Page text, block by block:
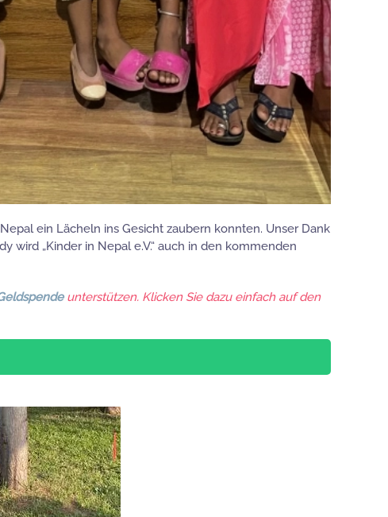
ein Lächeln ins Gesicht zaubern konnten. Unser Dank
wird „Kinder in Nepal e.V.“ auch in den kommenden
unterstützen. Klicken Sie dazu einfach auf den